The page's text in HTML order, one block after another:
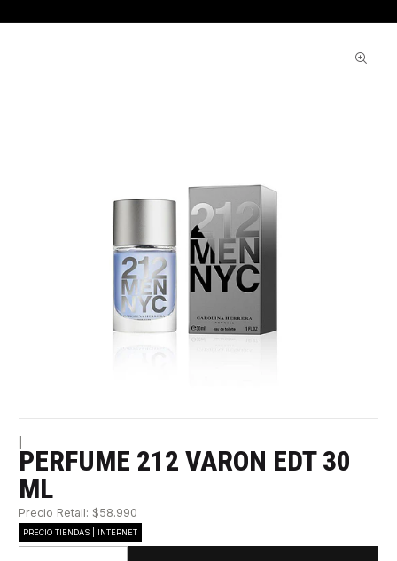
PERFUME 212 VARON EDT 30
ML
Precio Retail: $58.990
PRECIO TIENDAS | INTERNET